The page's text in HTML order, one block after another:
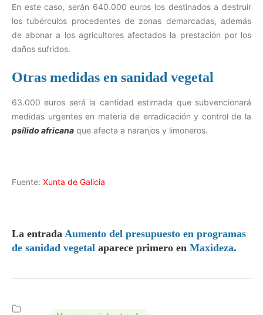
En este caso, serán 640.000 euros los destinados a destruir
los tubérculos procedentes de zonas demarcadas, además
de abonar a los agricultores afectados la prestación por los
daños sufridos.
Otras medidas en sanidad vegetal
63.000 euros será la cantidad estimada que subvencionará
medidas urgentes en materia de erradicación y control de la
psílido africana que afecta a naranjos y limoneros.
Fuente: Xunta de Galicia
La entrada Aumento del presupuesto en programas
de sanidad vegetal aparece primero en Maxideza.